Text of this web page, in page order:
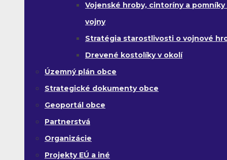
Vojenské hroby, cintoríny a pomníky
vojny
Stratégia starostlivosti o vojnové
Drevené kostolíky v okolí
Územný plán obce
Strategické dokumenty obce
Geoportál obce
Partnerstvá
Organizácie
Projekty EÚ a iné